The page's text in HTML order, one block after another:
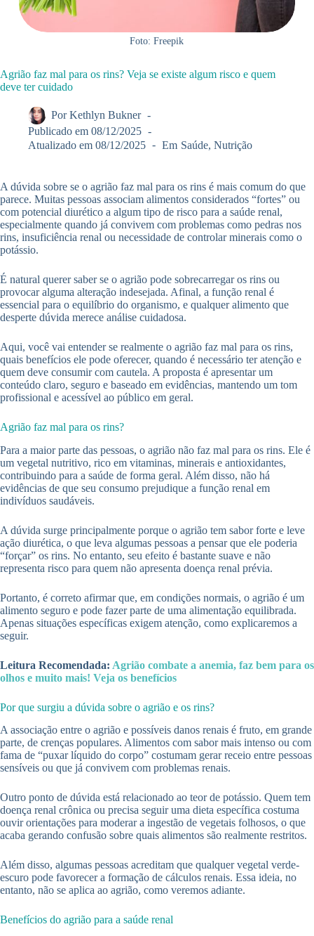
Foto: Freepik
Agrião faz mal para os rins? Veja se existe algum risco e quem
deve ter cuidado
Por Kethlyn Bukner
Publicado em 08/12/2025
Atualizado em 08/12/2025 Em Saúde, Nutrição
A dúvida sobre se o agrião faz mal para os rins é mais comum do que
parece. Muitas pessoas associam alimentos considerados “fortes” ou
com potencial diurético a algum tipo de risco para a saúde renal,
especialmente quando já convivem com problemas como pedras nos
rins, insuficiência renal ou necessidade de controlar minerais como o
potássio.
É natural querer saber se o agrião pode sobrecarregar os rins ou
provocar alguma alteração indesejada. Afinal, a função renal é
essencial para o equilíbrio do organismo, e qualquer alimento que
desperte dúvida merece análise cuidadosa.
Aqui, você vai entender se realmente o agrião faz mal para os rins,
quais benefícios ele pode oferecer, quando é necessário ter atenção e
quem deve consumir com cautela. A proposta é apresentar um
conteúdo claro, seguro e baseado em evidências, mantendo um tom
profissional e acessível ao público em geral.
Agrião faz mal para os rins?
Para a maior parte das pessoas, o agrião não faz mal para os rins. Ele é
um vegetal nutritivo, rico em vitaminas, minerais e antioxidantes,
contribuindo para a saúde de forma geral. Além disso, não há
evidências de que seu consumo prejudique a função renal em
indivíduos saudáveis.
A dúvida surge principalmente porque o agrião tem sabor forte e leve
ação diurética, o que leva algumas pessoas a pensar que ele poderia
“forçar” os rins. No entanto, seu efeito é bastante suave e não
representa risco para quem não apresenta doença renal prévia.
Portanto, é correto afirmar que, em condições normais, o agrião é um
alimento seguro e pode fazer parte de uma alimentação equilibrada.
Apenas situações específicas exigem atenção, como explicaremos a
seguir.
Leitura Recomendada: Agrião combate a anemia, faz bem para os
olhos e muito mais! Veja os benefícios
Por que surgiu a dúvida sobre o agrião e os rins?
A associação entre o agrião e possíveis danos renais é fruto, em grande
parte, de crenças populares. Alimentos com sabor mais intenso ou com
fama de “puxar líquido do corpo” costumam gerar receio entre pessoas
sensíveis ou que já convivem com problemas renais.
Outro ponto de dúvida está relacionado ao teor de potássio. Quem tem
doença renal crônica ou precisa seguir uma dieta específica costuma
ouvir orientações para moderar a ingestão de vegetais folhosos, o que
acaba gerando confusão sobre quais alimentos são realmente restritos.
Além disso, algumas pessoas acreditam que qualquer vegetal verde-
escuro pode favorecer a formação de cálculos renais. Essa ideia, no
entanto, não se aplica ao agrião, como veremos adiante.
Benefícios do agrião para a saúde renal